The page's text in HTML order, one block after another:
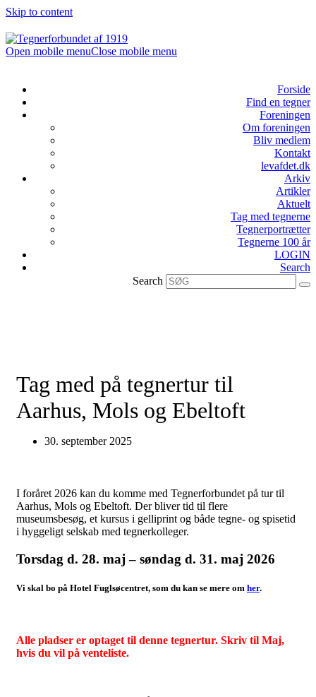
Skip to content
Open mobile menuClose mobile menu
Forside
Find en tegner
Foreningen
Om foreningen
Bliv medlem
Kontakt
levafdet.dk
Arkiv
Artikler
Aktuelt
Tag med tegnerne
Tegnerportrætter
Tegnerne 100 år
LOGIN
Search
Search
Tag med på tegnertur til
Aarhus, Mols og Ebeltoft
30. september 2025
I foråret 2026 kan du komme med Tegnerforbundet på tur til
Aarhus, Mols og Ebeltoft. Der bliver tid til flere
museumsbesøg, et kursus i gelliprint og både tegne- og spisetid
i hyggeligt selskab med tegnerkolleger.
Torsdag d. 28. maj – søndag d. 31. maj 2026
Vi skal bo på Hotel Fuglsøcentret, som du kan se mere om her.
Alle pladser er optaget til denne tegnertur. Skriv til Maj,
hvis du vil på venteliste.